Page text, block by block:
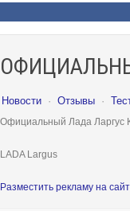
Новости · Отзывы ·
Официальный Лада Ларгус
LADA Largus
Разместить рекламу на